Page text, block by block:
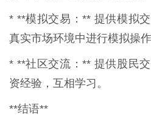
* **模拟交易：** 提供模拟
真实市场环境中进行模拟操作
* **社区交流：** 提供股民
资经验，互相学习。
**结语**